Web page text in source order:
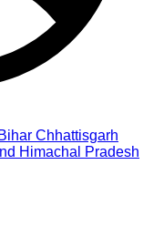
Bihar Chhattisgarh
Himachal Pradesh